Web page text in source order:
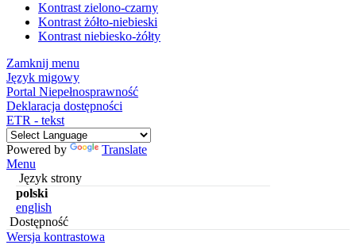
Kontrast zielono-czarny
Kontrast żółto-niebieski
Kontrast niebiesko-żółty
Zamknij menu
Język migowy
Portal Niepełnosprawność
Deklaracja dostępności
ETR - tekst
Powered by
Translate
Menu
Język strony
polski
english
Dostępność
Wersja kontrastowa